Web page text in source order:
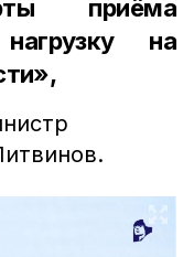
приёма
на